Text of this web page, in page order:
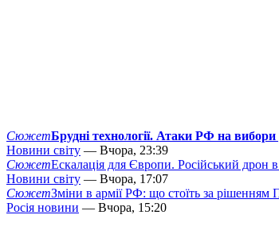
СюжетБрудні технології. Атаки РФ на вибори
Новини світу — Вчора, 23:39
СюжетЕскалація для Європи. Російський дрон
Новини світу — Вчора, 17:07
СюжетЗміни в армії РФ: що стоїть за рішенням
Росія новини — Вчора, 15:20